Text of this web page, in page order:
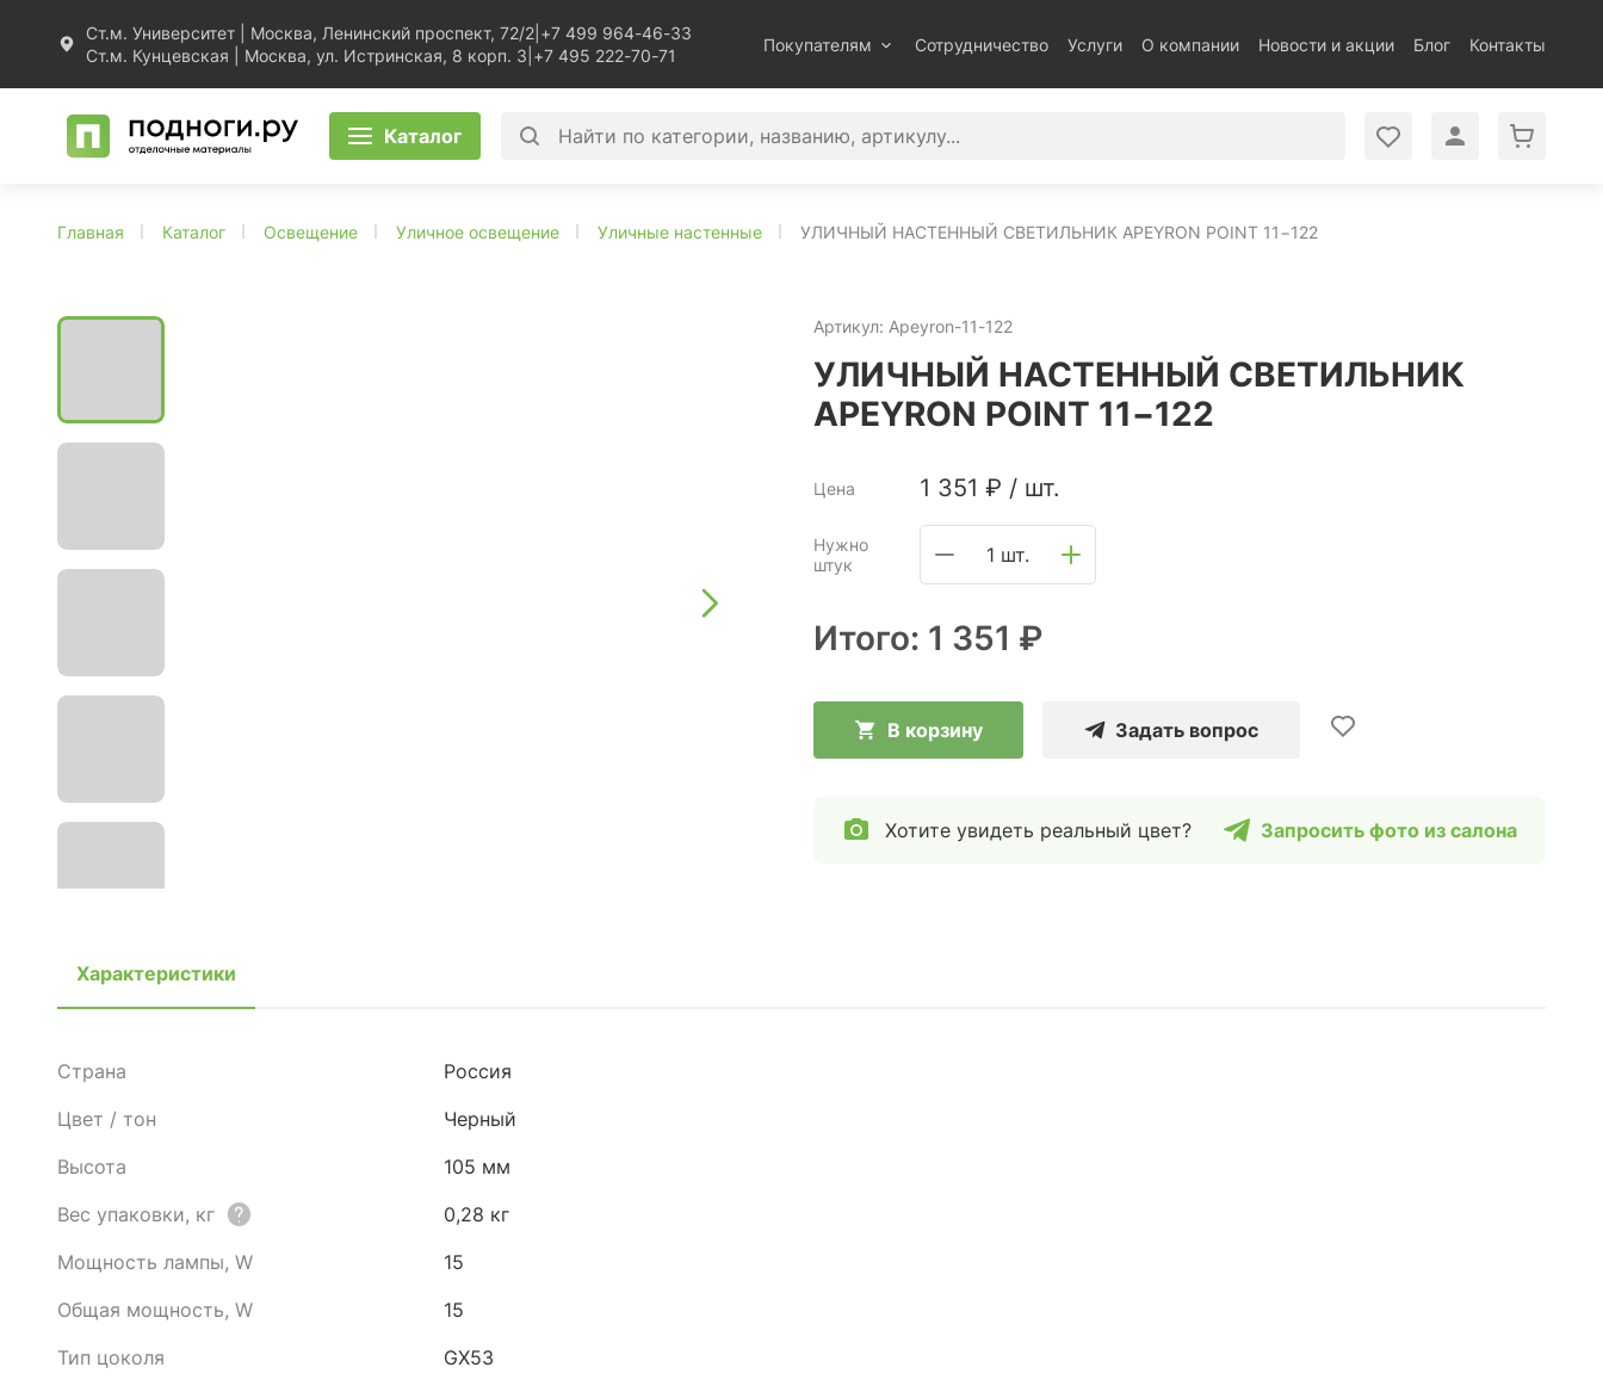
Ст.м. Университет | Москва, Ленинский проспект, 72/2 +7 499 964-46-33
Ст.м. Кунцевская | Москва, ул. Истринская, 8 корп. 3 +7 495 222-70-71
Покупателям Сотрудничество Услуги О компании Новости и акции Блог Контакты
Каталог
Главная Каталог Освещение Уличное освещение Уличные настенные УЛИЧНЫЙ НАСТЕННЫЙ СВЕТИЛЬНИК APEYRON POINT 11−122
Артикул: Apeyron-11-122
УЛИЧНЫЙ НАСТЕННЫЙ СВЕТИЛЬНИК
APEYRON POINT 11−122
Цена 1 351 ₽ / шт.
Нужно
штук
1 шт.
Итого: 1 351 ₽
В корзину Задать вопрос
Хотите увидеть реальный цвет? Запросить фото из салона
Характеристики
Страна
Россия
Цвет / тон
Черный
Высота
105 мм
Вес упаковки, кг
0,28 кг
Мощность лампы, W
15
Общая мощность, W
15
Тип цоколя
GX53